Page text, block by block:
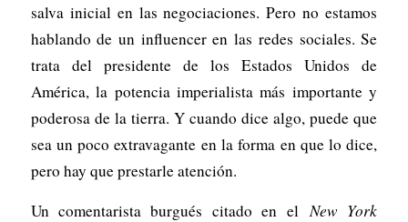
salva inicial en las negociaciones. Pero no estamos
hablando de un influencer en las redes sociales. Se
trata del presidente de los Estados Unidos de
América, la potencia imperialista más importante y
poderosa de la tierra. Y cuando dice algo, puede que
sea un poco extravagante en la forma en que lo dice,
pero hay que prestarle atención.
Un comentarista burgués citado en el New York